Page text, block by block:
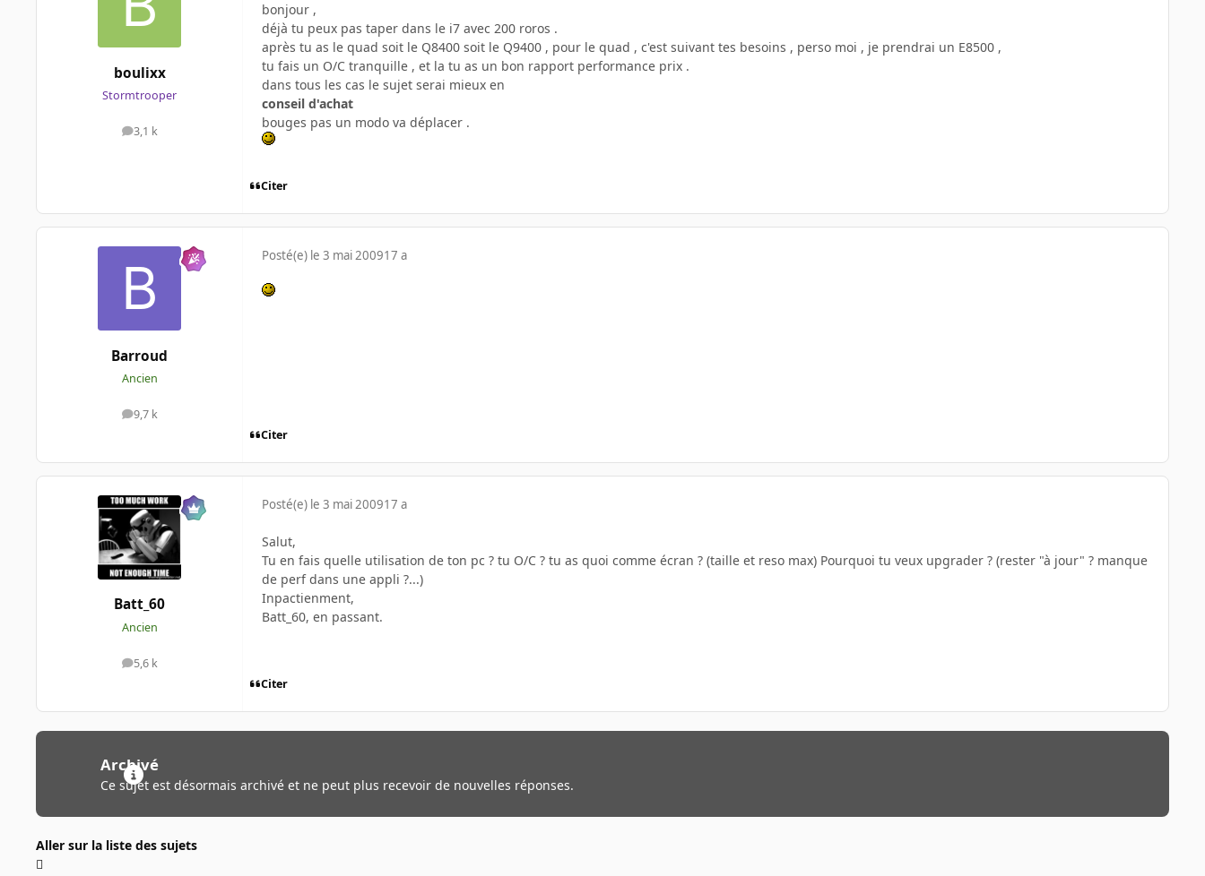
boulixx
Stormtrooper
3,1 k
messages
bonjour ,
déjà tu peux pas taper dans le i7 avec 200 roros .
après tu as le quad soit le Q8400 soit le Q9400 , pour le quad , c'est suivant tes besoins , perso moi , je prendrai un E8500 ,
tu fais un O/C tranquille , et la tu as un bon rapport performance prix .
dans tous les cas le sujet serai mieux en
conseil d'achat
bouges pas un modo va déplacer .
Citer
Barroud
Ancien
9,7 k
messages
Posté(e) le 3 mai 200917 a
Citer
Batt_60
Ancien
5,6 k
messages
Posté(e) le 3 mai 200917 a
Salut,
Tu en fais quelle utilisation de ton pc ? tu O/C ? tu as quoi comme écran ? (taille et reso max) Pourquoi tu veux upgrader ? (rester "à jour" ? manque
de perf dans une appli ?...)
Inpactienment,
Batt_60, en passant.
Citer
Archivé
Ce sujet est désormais archivé et ne peut plus recevoir de nouvelles réponses.
Aller sur la liste des sujets